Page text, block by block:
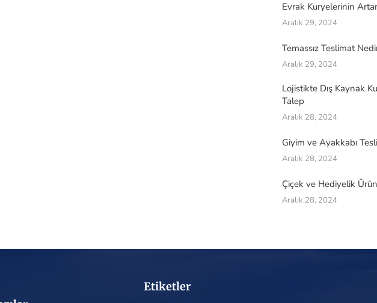
Evrak Kuryelerinin
Aralık 29, 2024
Temassız Teslimat
Aralık 29, 2024
Lojistikte Dış Kaynak
Talep
Aralık 28, 2024
Giyim ve Ayakkabı
Aralık 28, 2024
Çiçek ve Hediyelik Ürün
Aralık 28, 2024
Etiketler